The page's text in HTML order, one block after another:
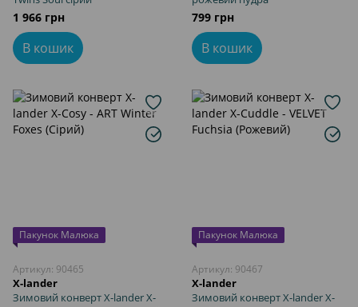
1 966 грн
В кошик
799 грн
В кошик
Пакунок Малюка
Артикул: 90465
X-lander
Зимовий конверт X-lander X-
Пакунок Малюка
Артикул: 90467
X-lander
Зимовий конверт X-lander X-